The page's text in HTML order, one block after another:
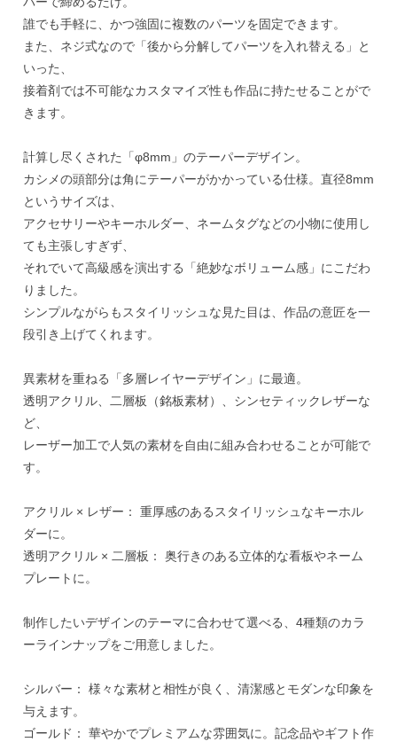
誰でも手軽に、かつ強固に複数のパーツを固定できます。
また、ネジ式なので「後から分解してパーツを入れ替える」と
いった、
接着剤では不可能なカスタマイズ性も作品に持たせることがで
きます。
計算し尽くされた「φ8mm」のテーパーデザイン。
カシメの頭部分は角にテーパーがかかっている仕様。直径8mm
というサイズは、
アクセサリーやキーホルダー、ネームタグなどの小物に使用し
ても主張しすぎず、
それでいて高級感を演出する「絶妙なボリューム感」にこだわ
りました。
シンプルながらもスタイリッシュな見た目は、作品の意匠を一
段引き上げてくれます。
異素材を重ねる「多層レイヤーデザイン」に最適。
透明アクリル、二層板（銘板素材）、シンセティックレザーな
ど、
レーザー加工で人気の素材を自由に組み合わせることが可能で
す。
アクリル × レザー： 重厚感のあるスタイリッシュなキーホル
ダーに。
透明アクリル × 二層板： 奥行きのある立体的な看板やネーム
プレートに。
制作したいデザインのテーマに合わせて選べる、4種類のカラ
ーラインナップをご用意しました。
シルバー： 様々な素材と相性が良く、清潔感とモダンな印象を
与えます。
ゴールド： 華やかでプレミアムな雰囲気に。記念品やギフト作